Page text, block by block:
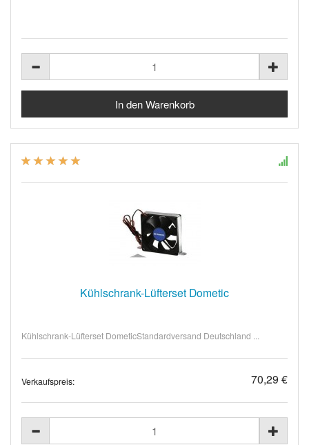
Kühlschrank-Lüfterset Dometic
Kühlschrank-Lüfterset DometicStandardversand Deutschland ...
Verkaufspreis: 70,29 €